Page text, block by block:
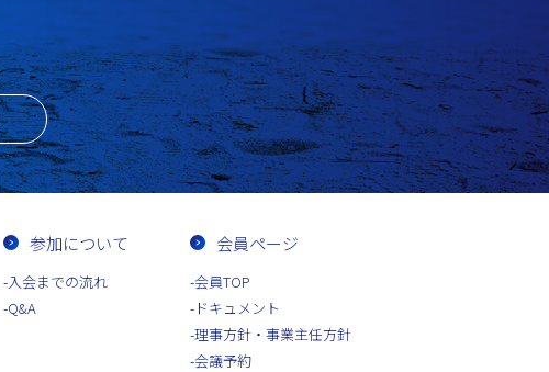
参加について
入会までの流れ
Q&A
会員ページ
会員TOP
ドキュメント
理事方針・事業主任方針
会議予約